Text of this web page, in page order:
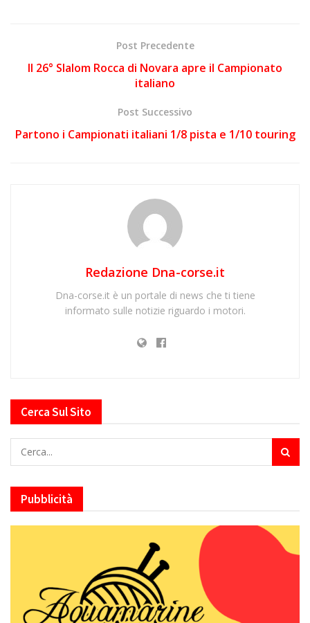
Post Precedente
Il 26° Slalom Rocca di Novara apre il Campionato
italiano
Post Successivo
Partono i Campionati italiani 1/8 pista e 1/10 touring
Redazione Dna-corse.it
Dna-corse.it è un portale di news che ti tiene
informato sulle notizie riguardo i motori.
Cerca Sul Sito
Pubblicità